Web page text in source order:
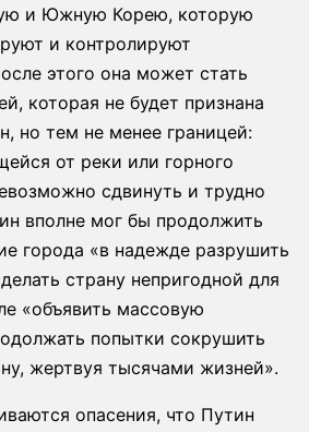
и Южную Корею, которую
и контролируют
этого она может стать
которая не будет признана
но тем не менее границей:
от реки или горного
сдвинуть и трудно
вполне мог бы продолжить
города «в надежде разрушить
страну непригодной для
«объявить массовую
попытки сокрушить
жертвуя тысячами жизней».
опасения, что Путин